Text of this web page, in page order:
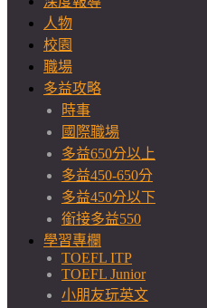
人物
校園
職場
多益攻略
時事
國際職場
多益650分以上
多益450-650分
多益450分以下
銜接多益550
學習專欄
TOEFL ITP
TOEFL Junior
小朋友玩英文